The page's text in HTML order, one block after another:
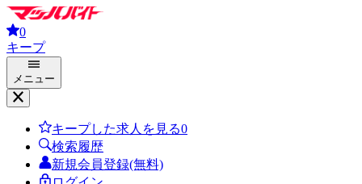
0
キープ
メニュー
キープした求人を見る0
検索履歴
新規会員登録(無料)